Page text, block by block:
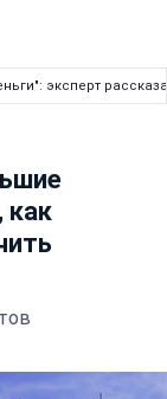
эксперт
как